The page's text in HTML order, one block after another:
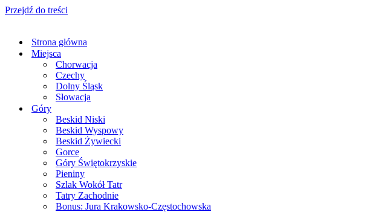
Przejdź do treści
Strona główna
Miejsca
Chorwacja
Czechy
Dolny Śląsk
Słowacja
Góry
Beskid Niski
Beskid Wyspowy
Beskid Żywiecki
Gorce
Góry Świętokrzyskie
Pieniny
Szlak Wokół Tatr
Tatry Zachodnie
Bonus: Jura Krakowsko-Częstochowska